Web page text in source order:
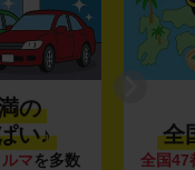
の
い♪
マを多数
全
全国47